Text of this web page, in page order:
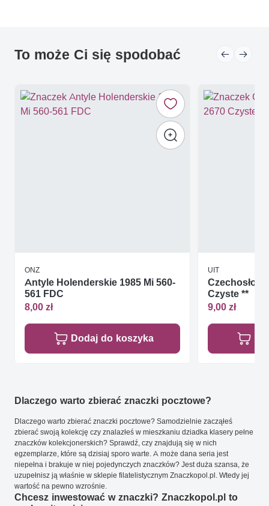
To może Ci się spodobać
ONZ
Antyle Holenderskie 1985 Mi 560-
561 FDC
8,00 zł
Dodaj do koszyka
UIT
Czyste **
9,00 zł
Dlaczego warto zbierać znaczki pocztowe?
Dlaczego warto zbierać znaczki pocztowe? Samodzielnie zacząłeś
zbierać swoją kolekcję czy znalazłeś w mieszkaniu dziadka klasery pełne
znaczków kolekcjonerskich? Sprawdź, czy znajdują się w nich
egzemplarze, które są dzisiaj sporo warte. A może dana seria jest
niepełna i brakuje w niej pojedynczych znaczków? Jest duża szansa, że
uzupełnisz ją właśnie w sklepie filatelistycznym Znaczkopol.pl. Wtedy jej
wartość na pewno wzrośnie.
Chcesz inwestować w znaczki? Znaczkopol.pl to